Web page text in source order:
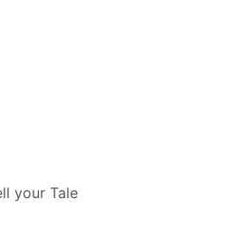
your Tale